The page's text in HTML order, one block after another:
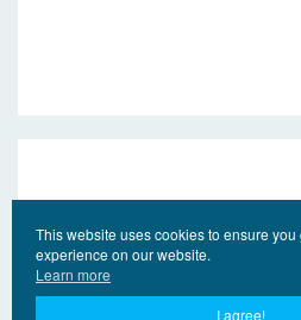
This website uses cookies to ensure you
experience on our website.
Learn more
I agree!